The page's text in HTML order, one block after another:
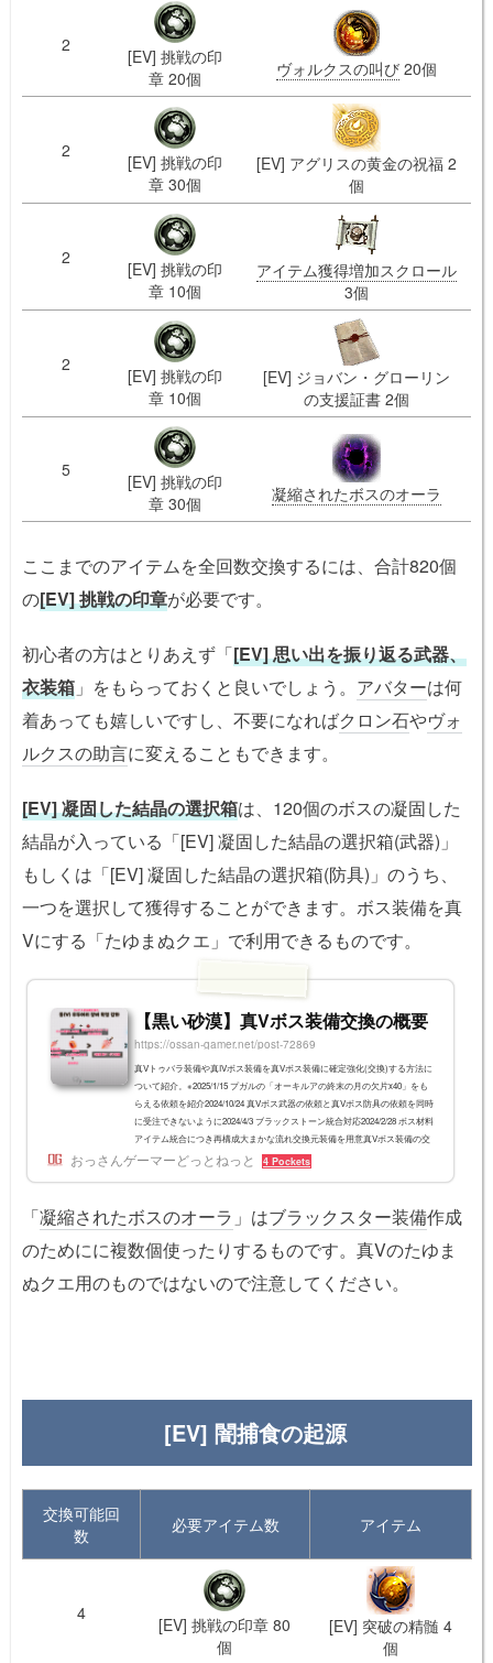
2
[EV] 挑戦の印
章 20個
ヴォルクスの叫び20個
2
[EV] 挑戦の印
章 30個
[EV] アグリスの黄金の祝福 2
個
2
[EV] 挑戦の印
章 10個
アイテム獲得増加スクロール
3個
2
[EV] 挑戦の印
章 10個
[EV] ジョバン・グローリン
の支援証書 2個
5
[EV] 挑戦の印
章 30個
凝縮されたボスのオーラ
ここまでのアイテムを全回数交換するには、合計820個
の[EV] 挑戦の印章が必要です。
初心者の方はとりあえず「[EV] 思い出を振り返る武器、
衣装箱 」をもらっておくと良いでしょう。 アバターは何
着あっても嬉しいですし、不要になればクロン石やヴォ
ルクスの助言に変えることもできます。
[EV] 凝固した結晶の選択箱は、120個のボスの凝固した
結晶が入っている「[EV] 凝固した結晶の選択箱(武器)」
もしくは「[EV] 凝固した結晶の選択箱(防具)」のうち、
一つを選択して獲得することができます。ボス装備を真
Vにする「たゆまぬクエ」で利用できるものです。
【黒い砂漠】真Vボス装備交換の概要
https://ossan-gamer.net/post-72869
真Vトゥバラ装備や真IVボス装備を真Vボス装備に確定強化(交換)する方法に
ついて紹介。※2025/1/15 プガルの「オーキルアの終末の月の欠片x40」をも
らえる依頼を紹介2024/10/24 真Vボス武器の依頼と真Vボス防具の依頼を同時
に受注できないように2024/4/3 ブラックストーン統合対応2024/2/28 ボス材料
アイテム統合につき再構成大まかな流れ交換元装備を用意真Vボス装備の交
換のベースには、以下のいずれかの装備が必要となる。 真Vトゥバラ装備
おっさんゲーマーどっとねっと 4 Pockets
「凝縮されたボスのオーラ 」はブラックスター装備作成
のためにに複数個使ったりするものです。真Vのたゆま
ぬクエ用のものではないので注意してください。
[EV] 闇捕食の起源
交換可能回
数
必要アイテム数 アイテム
4
[EV] 挑戦の印章 80
個
[EV] 突破の精髄 4
個